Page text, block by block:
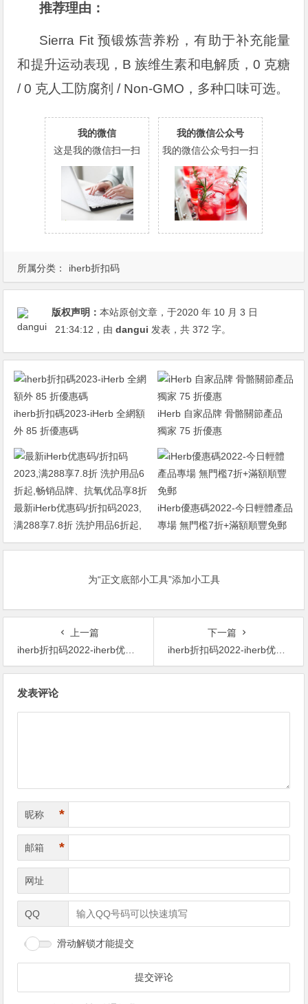
所属分类： iherb折扣码
推荐理由：
Sierra Fit 预锻炼营养粉，有助于补充能量
和提升运动表现，B 族维生素和电解质，0 克糖
/ 0 克人工防腐剂 / Non-GMO，多种口味可选。
我的微信
这是我的微信扫一扫
我的微信公众号
我的微信公众号扫一扫
版权声明：本站原创文章，于2020 年 10 月 3 日
21:34:12 ，由dangui 发表，共 372 字。
iherb折扣碼2023-iHerb 全網額
外 85 折優惠碼
iHerb 自家品牌 骨骼關節產品
獨家 75 折優惠
最新iHerb优惠码/折扣码2023,
满288享7.8折 洗护用品6折起,
畅销品牌、抗氧优品享8折
iHerb優惠碼2022-今日輕體產品
專場 無門檻7折+滿額順豐免郵
为“正文底部小工具”添加小工具
上一篇
iherb折扣码2022-iherb优惠码2022-10月份iherb银联返现优惠 满500元返现10%且可叠加iherb优惠码
下一篇
iherb折扣码2022-iherb优惠码2022-精选 维生素畅销单品 5折起
发表评论
昵称 *
邮箱 *
网址
QQ
滑动解锁才能提交